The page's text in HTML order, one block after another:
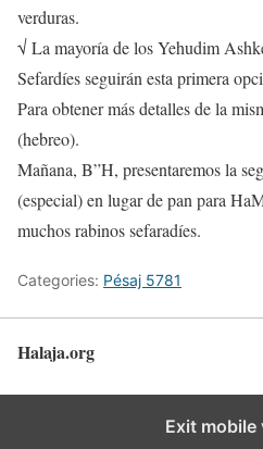
verduras.
√ La mayoría de los Yehudim
Sefardíes seguirán esta primera
Para obtener más detalles de la
(hebreo).
Mañana, B”H, presentaremos la
(especial) en lugar de pan para
muchos rabinos sefaradíes.
Categories: Pésaj 5781
Halaja.org
Exit mobile